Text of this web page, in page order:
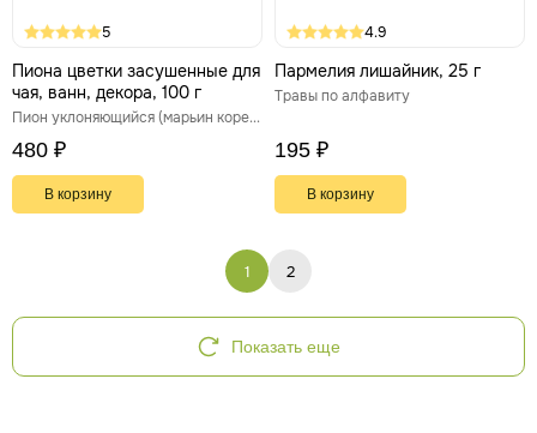
5
Пиона цветки засушенные для
чая, ванн, декора, 100 г
Пион уклоняющийся (марьин корень)
480 ₽
В корзину
4.9
Пармелия лишайник, 25 г
Травы по алфавиту
195 ₽
В корзину
1 2
Показать еще